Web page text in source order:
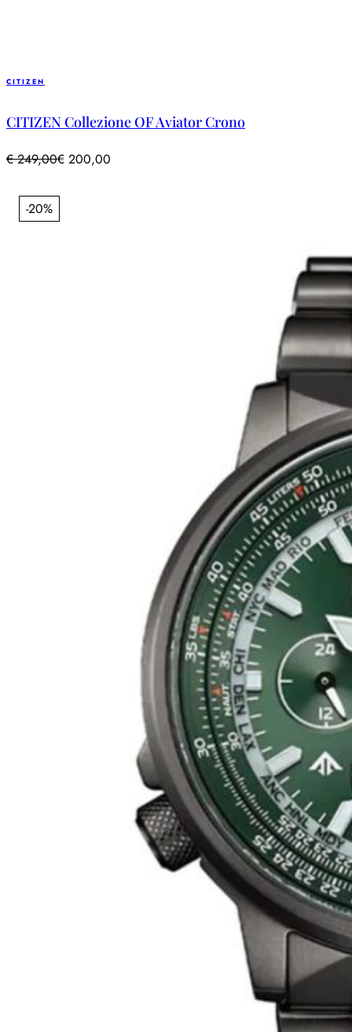
CITIZEN
CITIZEN Collezione OF Aviator Crono
€249,00€ 200,00
-20%